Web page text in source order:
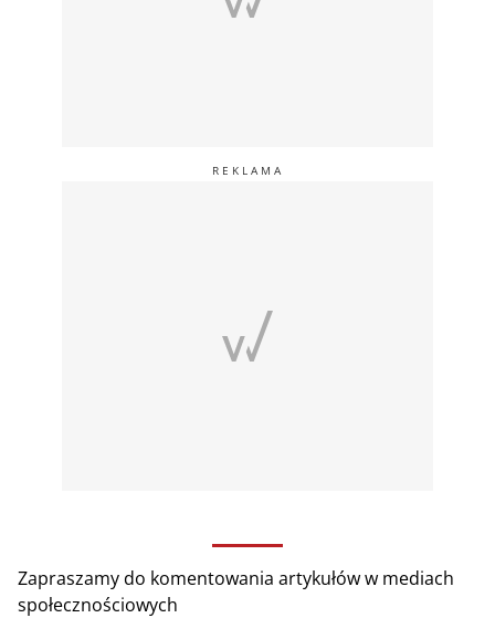
Zapraszamy do komentowania artykułów w mediach
społecznościowych